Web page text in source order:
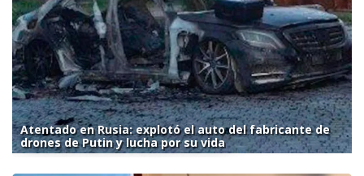
Atentado en Rusia: explotó el auto del fabricante de
drones de Putin y lucha por su vida